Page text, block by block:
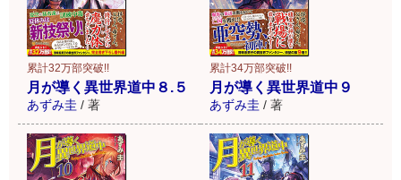
累計32万部突破!!
月が導く異世界道中８.５
あずみ圭 / 著
累計34万部突破!!
月が導く異世界道中９
あずみ圭 / 著